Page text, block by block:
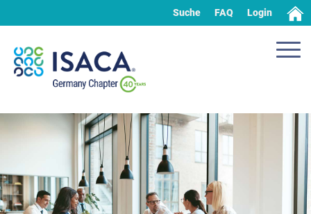
Suche FAQ Login